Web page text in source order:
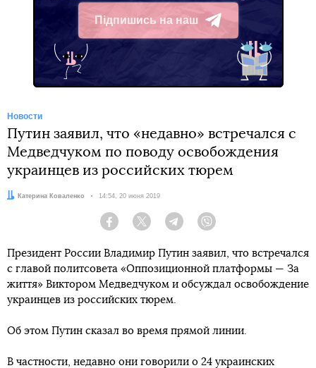
Підпишись на наш
Telegram
Новости
Путин заявил, что «недавно» встречался с
Медведчуком по поводу освобождения
украинцев из российских тюрем
Автор:Катерина Коваленко Дата:
14:54, 20 июня 2019
Facebook Twitter Telegram
Президент России Владимир Путин заявил, что встречался
с главой политсовета «Оппозиционной платформы — За
життя» Виктором Медведчуком и обсуждал освобождение
украинцев из российских тюрем.
Об этом Путин сказал во время прямой линии.
В частности, недавно они говорили о 24 украинских